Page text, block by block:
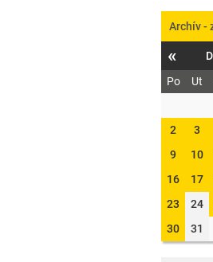
Archív -
«
Po Ut
2
3
9
10
16
17
23
24
30
31